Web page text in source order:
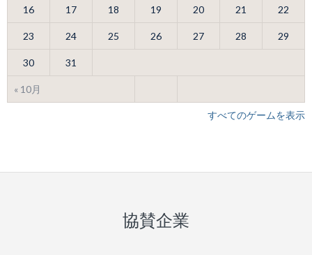
« 10月
16 17 18 19 20 21 22
23 24 25 26 27 28 29
30 31
すべてのゲームを表示
協賛企業